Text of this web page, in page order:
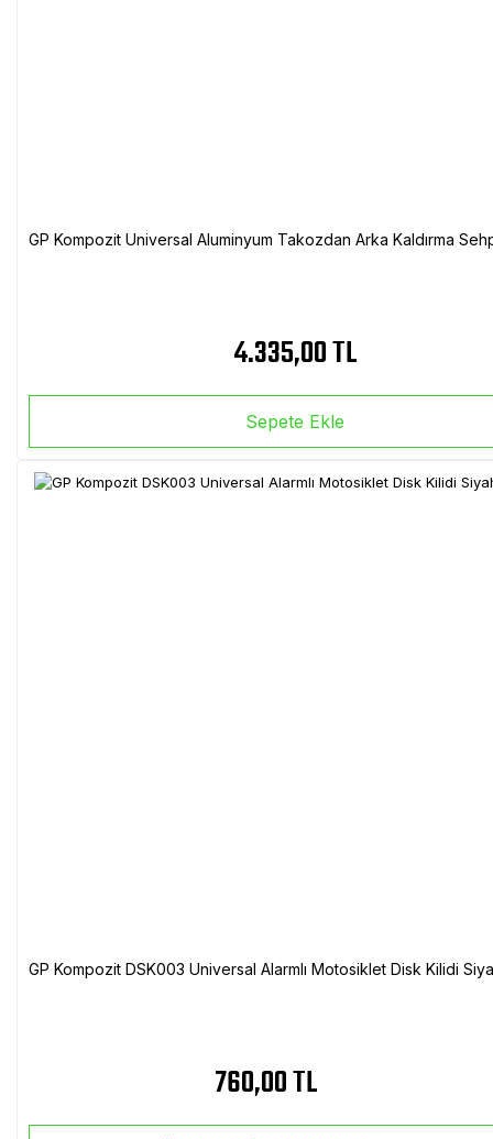
GP Kompozit Universal Aluminyum Takozdan Arka Kaldırma
4.335,00 TL
Sepete Ekle
GP Kompozit DSK003 Universal Alarmlı Motosiklet Disk Kilidi
760,00 TL